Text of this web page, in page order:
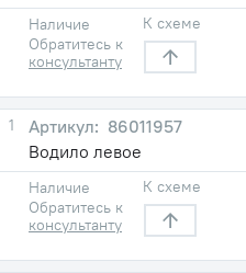
Наличие
Обратитесь к
консультанту
К схеме
1
86011957
Водило левое
Наличие
Обратитесь к
консультанту
К схеме